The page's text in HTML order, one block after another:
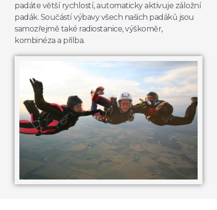
padáte větší rychlostí, automaticky aktivuje záložní
padák. Součástí výbavy všech našich padáků jsou
samozřejmě také radiostanice, výškoměr,
kombinéza a přilba.